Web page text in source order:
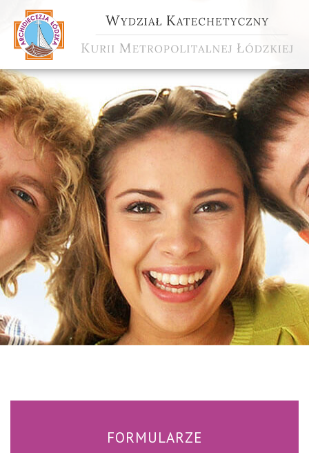
FORMULARZE